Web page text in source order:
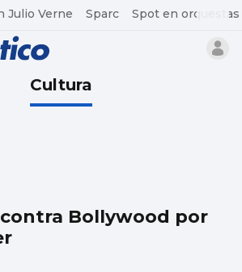
Julio Verne Sparc Spot en orquestas
Cultura
Bollywood por